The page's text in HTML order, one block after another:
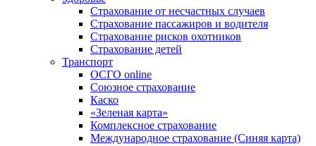
Страхование от несчастных случаев
Страхование пассажиров и водителя
Страхование рисков охотников
Страхование детей
Транспорт
ОСГО online
Союзное страхование
Каско
«Зеленая карта»
Комплексное страхование
Международное страхование (Синяя карта)